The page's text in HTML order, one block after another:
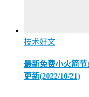
技术好文
最新免费小火箭
更新(2022/10/21)